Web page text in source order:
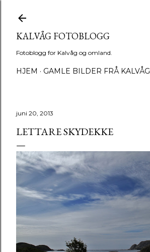
KALVÅG FOTOBLOGG
Fotoblogg for Kalvåg og omland.
HJEM GAMLE BILDER FRÅ KALVÅG
juni 20, 2013
LETTARE SKYDEKKE